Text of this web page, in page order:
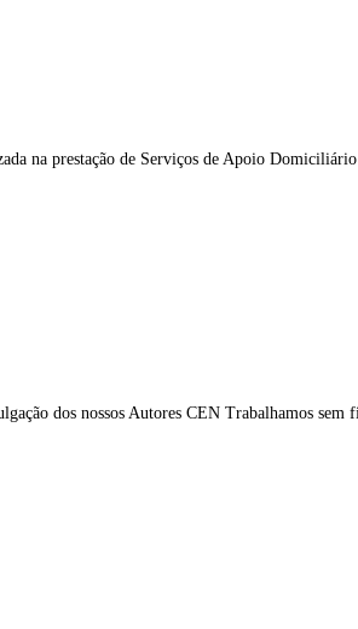
na prestação de Serviços de Apoio
dos nossos Autores CEN Trabalhamos